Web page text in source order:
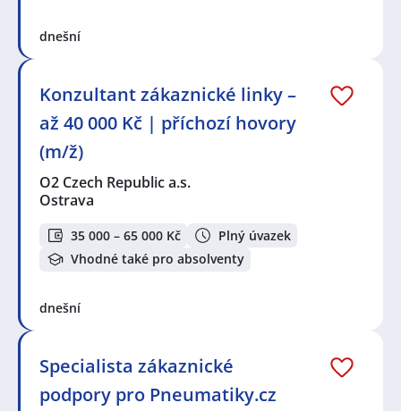
dnešní
Konzultant zákaznické linky –
až 40 000 Kč | příchozí hovory
(m/ž)
O2 Czech Republic a.s.
Ostrava
35 000 – 65 000 Kč
Plný úvazek
Vhodné také pro absolventy
dnešní
Specialista zákaznické
podpory pro Pneumatiky.cz